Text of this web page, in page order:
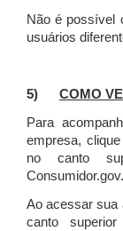
Não é possível
usuários
5) COMO
Para
empresa,
no canto
Ao acessar sua
canto